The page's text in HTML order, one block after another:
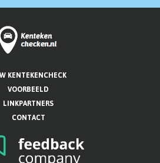
KENTEKENCHECK
VOORBEELD
LINKPARTNERS
CONTACT